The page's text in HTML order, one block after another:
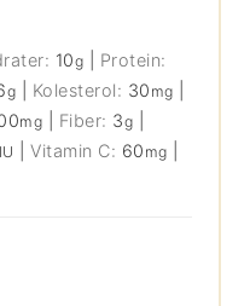
10g
Protein:
g Kolesterol: 30 mg
mg Fiber: 3g
IU |Vitamin C: 60 mg